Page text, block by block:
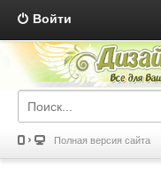
Войти
Полная версия сайта